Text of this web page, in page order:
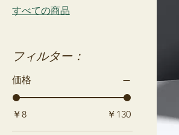
すべての商品
フィルター：
価格
￥8 ￥130